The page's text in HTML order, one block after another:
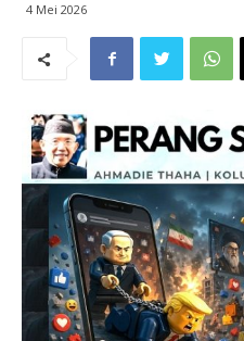
4 Mei 2026